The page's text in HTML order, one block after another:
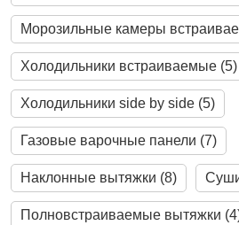
Морозильные камеры
Холодильники встраиваемые (5)
Холодильники side by side (5)
Газовые варочные панели (7)
Наклонные вытяжки (8)
Полновстраиваемые вытяжки